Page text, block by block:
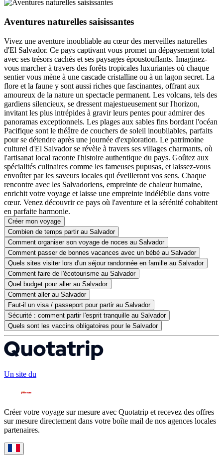
Aventures naturelles saisissantes
Vivez une aventure inoubliable au cœur des merveilles naturelles
d'El Salvador. Ce pays captivant vous promet un dépaysement total
avec ses trésors cachés et ses paysages époustouflants. Imaginez-
vous marcher à travers des forêts tropicales luxuriantes où chaque
sentier vous mène à une cascade cristalline ou à un lagon secret. La
flore et la faune y sont aussi riches que fascinantes, offrant aux
amoureux de la nature un spectacle permanent. Les volcans, tels des
gardiens silencieux, se dressent majestueusement sur l'horizon,
invitant les plus intrépides à gravir leurs pentes pour admirer des
panoramas exceptionnels. Les plages aux sables fins bordant l'océan
Pacifique sont le théâtre de couchers de soleil inoubliables, parfaits
pour se détendre après une journée d'exploration. Le patrimoine
culturel d'El Salvador se révèle à travers ses villages charmants, où
l'artisanat local raconte l'histoire authentique du pays. Goûtez aux
spécialités culinaires comme les fameuses pupusas, et laissez-vous
envoûter par les saveurs locales qui éveilleront vos sens. Chaque
rencontre avec les Salvadoriens, empreinte de chaleur humaine,
enrichit votre voyage et laisse une empreinte indélébile dans votre
cœur. Venez découvrir ce pays où l'aventure et la sérénité cohabitent
en parfaite harmonie.
Créer mon voyage
Combien de temps partir au Salvador
Comment organiser son voyage de noces au Salvador
Comment passer de bonnes vacances avec un bébé au Salvador
Quels sites visiter lors d'un séjour randonnée en famille au Salvador
Comment faire de l'écotourisme au Salvador
Quel budget pour aller au Salvador
Comment aller au Salvador
Faut-il un visa / passeport pour partir au Salvador
Sécurité : comment partir l'esprit tranquille au Salvador
Quels sont les vaccins obligatoires pour le Salvador
Un site du
Créer votre voyage sur mesure avec Quotatrip et recevez des offres
sur mesure directement dans votre boîte mail de nos agences locales
partenaires.